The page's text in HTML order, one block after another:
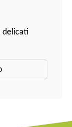
delicati